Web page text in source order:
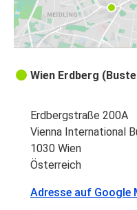
Wien Erdberg
Erdbergstraße 200A
Vienna International
1030 Wien
Österreich
Adresse auf Google